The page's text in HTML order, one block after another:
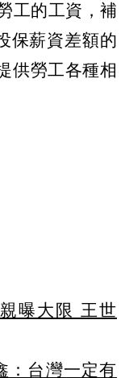
工的工資，補
保薪資差額的
供勞工各種相
曝大限 王世
：台灣一定有